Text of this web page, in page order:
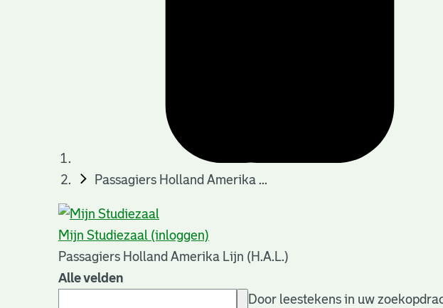
Passagiers Holland Amerika ...
Mijn Studiezaal (inloggen)
Passagiers Holland Amerika Lijn (H.A.L.)
Alle velden
Door leestekens in uw